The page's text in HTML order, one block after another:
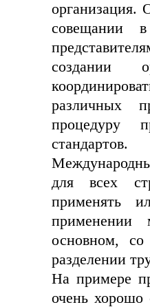
организация.
совещании
создании
различных
процедуру
стандартов.
для всех
применять
применении
основном,
разделении
На примере
очень хорошо